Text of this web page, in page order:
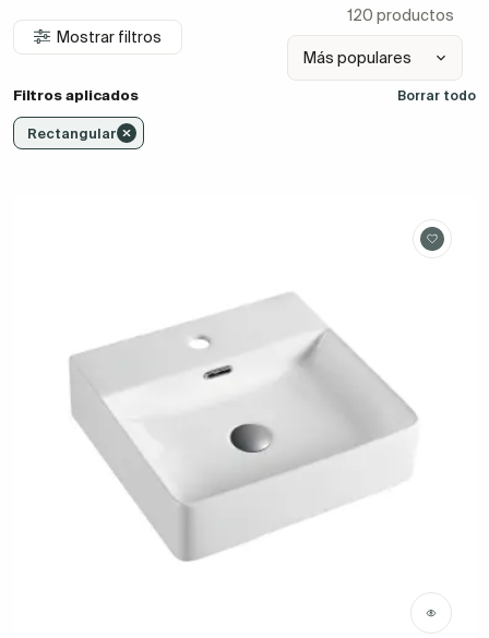
Mostrar filtros
120 productos
Filtros aplicados Borrar todo
Rectangular